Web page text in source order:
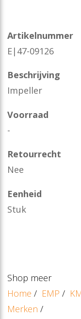
Artikelnummer
E|47-09126
Beschrijving
Impeller
Voorraad
-
Retourrecht
Nee
Eenheid
Stuk
Shop meer
Home / EMP /
Merken /